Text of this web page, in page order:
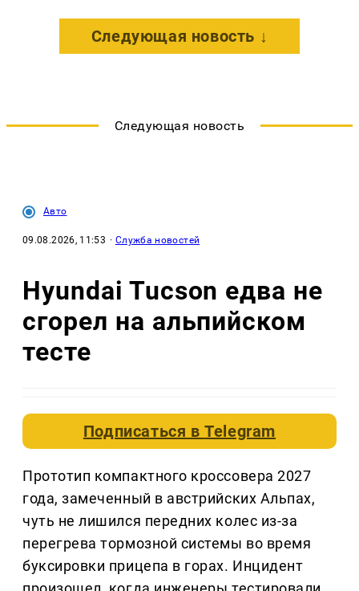
Следующая новость ↓
Следующая новость
Авто
09.08.2026, 11:53 · Служба новостей
Hyundai Tucson едва не
сгорел на альпийском
тесте
Подписаться вTelegram
Прототип компактного кроссовера 2027
года, замеченный в австрийских Альпах,
чуть не лишился передних колес из-за
перегрева тормозной системы во время
буксировки прицепа в горах. Инцидент